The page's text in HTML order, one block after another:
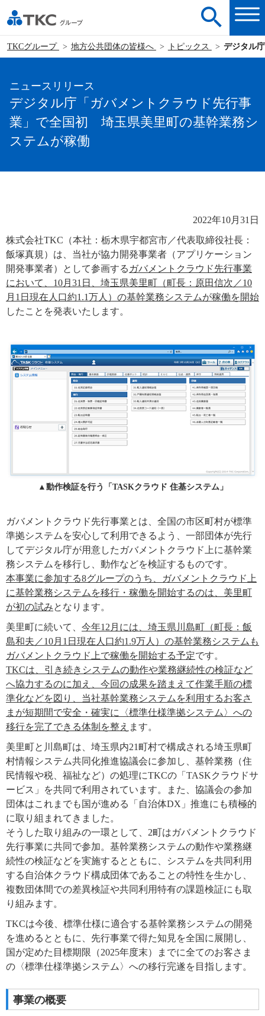
TKCグループ 地方公共団体の皆様へ トピックス デジタル
ニュースリリース
デジタル庁「ガバメントクラウド先行事
業」で全国初 埼玉県美里町の基幹業務シ
ステムが稼働
2022年10月31日
株式会社TKC（本社：栃木県宇都宮市／代表取締役社長：
飯塚真規）は、当社が協力開発事業者（アプリケーション
開発事業者）として参画する ガバメントクラウド先行事業
において、10月31日、埼玉県美里町（町長：原田信次／10
月1日現在人口約1.1万人）の基幹業務システムが稼働を開始
したことを発表いたします。
▲動作検証を行う「TASKクラウド 住基システム」
ガバメントクラウド先行事業とは、全国の市区町村が標準
準拠システムを安心して利用できるよう、一部団体が先行
してデジタル庁が用意したガバメントクラウド上に基幹業
務システムを移行し、動作などを検証するものです。
本事業に参加する8グループのうち、ガバメントクラウド上
に基幹業務システムを移行・稼働を開始するのは、美里町
が初の試みとなります。
美里町に続いて、 今年12月には、埼玉県川島町（町長：飯
島和夫／10月1日現在人口約1.9万人）の基幹業務システムも
ガバメントクラウド上で稼働を開始する予定です。
TKCは、引き続きシステムの動作や業務継続性の検証など
へ協力するのに加え、今回の成果を踏まえて作業手順の標
準化などを図り、当社基幹業務システムを利用するお客さ
まが短期間で安全・確実に〈標準仕様準拠システム〉への
移行を完了できる体制を整え ます。
美里町と川島町は、埼玉県内21町村で構成される埼玉県町
村情報システム共同化推進協議会に参加し、基幹業務（住
民情報や税、福祉など）の処理にTKCの「TASKクラウドサ
ービス」を共同で利用されています。また、協議会の参加
団体はこれまでも国が進める「自治体DX」推進にも積極的
に取り組まれてきました。
そうした取り組みの一環として、2町はガバメントクラウド
先行事業に共同で参加。基幹業務システムの動作や業務継
続性の検証などを実施するとともに、システムを共同利用
する自治体クラウド構成団体であることの特性を生かし、
複数団体間での差異検証や共同利用特有の課題検証にも取
り組みます。
TKCは今後、標準仕様に適合する基幹業務システムの開発
を進めるとともに、先行事業で得た知見を全国に展開し、
国が定めた目標期限（2025年度末）までに全てのお客さま
の〈標準仕様準拠システム〉への移行完遂を目指します。
事業の概要